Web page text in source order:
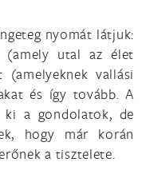
nyomát látjuk:
(amely utal az élet
vallási
és így tovább. A
ki a gondolatok, de
hogy már korán
a tisztelete.